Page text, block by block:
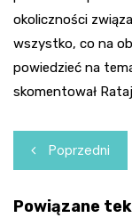
okoliczności
wszystko, co na
powiedzieć na
skomentował
wpisu
Poprzedni
Powiązane